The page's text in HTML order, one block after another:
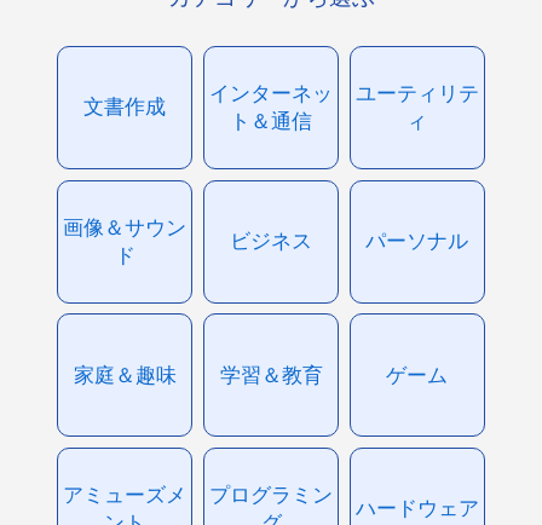
文書作成
インターネッ
ト＆通信
ユーティリテ
ィ
画像＆サウン
ド
ビジネス パーソナル
家庭＆趣味 学習＆教育 ゲーム
アミューズメ
プログラミン
ハードウェア